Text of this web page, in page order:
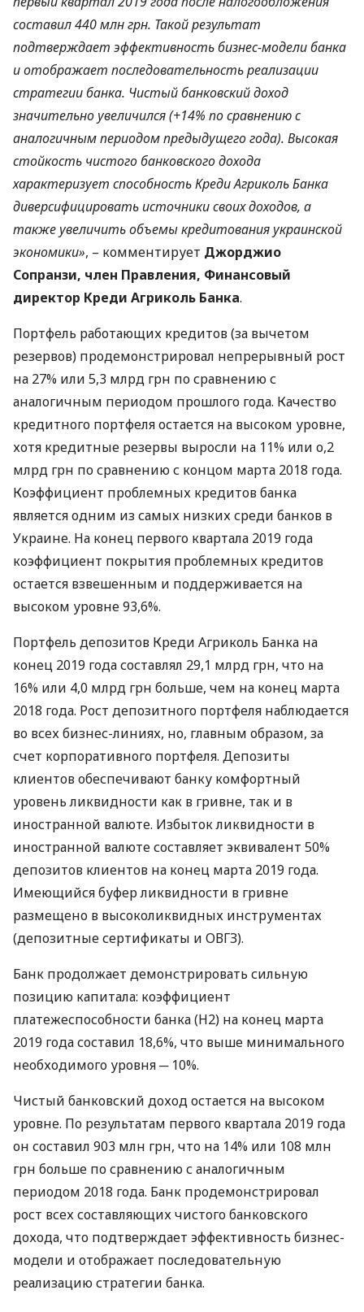
составил 440 млн грн. Такой результат
подтверждает эффективность бизнес-модели банка
и отображает последовательность реализации
стратегии банка. Чистый банковский доход
значительно увеличился (+14% по сравнению с
аналогичным периодом предыдущего года). Высокая
стойкость чистого банковского дохода
характеризует способность Креди Агриколь Банка
диверсифицировать источники своих доходов, а
также увеличить объемы кредитования украинской
экономики», – комментирует Джорджио
Сопранзи, член Правления, Финансовый
директор Креди Агриколь Банка.
Портфель работающих кредитов (за вычетом
резервов) продемонстрировал непрерывный рост
на 27% или 5,3 млрд грн по сравнению с
аналогичным периодом прошлого года. Качество
кредитного портфеля остается на высоком уровне,
хотя кредитные резервы выросли на 11% или о,2
млрд грн по сравнению с концом марта 2018 года.
Коэффициент проблемных кредитов банка
является одним из самых низких среди банков в
Украине. На конец первого квартала 2019 года
коэффициент покрытия проблемных кредитов
остается взвешенным и поддерживается на
высоком уровне 93,6%.
Портфель депозитов Креди Агриколь Банка на
конец 2019 года составлял 29,1 млрд грн, что на
16% или 4,0 млрд грн больше, чем на конец марта
2018 года. Рост депозитного портфеля наблюдается
во всех бизнес-линиях, но, главным образом, за
счет корпоративного портфеля. Депозиты
клиентов обеспечивают банку комфортный
уровень ликвидности как в гривне, так и в
иностранной валюте. Избыток ликвидности в
иностранной валюте составляет эквивалент 50%
депозитов клиентов на конец марта 2019 года.
Имеющийся буфер ликвидности в гривне
размещено в высоколиквидных инструментах
(депозитные сертификаты и ОВГЗ).
Банк продолжает демонстрировать сильную
позицию капитала: коэффициент
платежеспособности банка (Н2) на конец марта
2019 года составил 18,6%, что выше минимального
необходимого уровня ─ 10%.
Чистый банковский доход остается на высоком
уровне. По результатам первого квартала 2019 года
он составил 903 млн грн, что на 14% или 108 млн
грн больше по сравнению с аналогичным
периодом 2018 года. Банк продемонстрировал
рост всех составляющих чистого банковского
дохода, что подтверждает эффективность бизнес-
модели и отображает последовательную
реализацию стратегии банка.